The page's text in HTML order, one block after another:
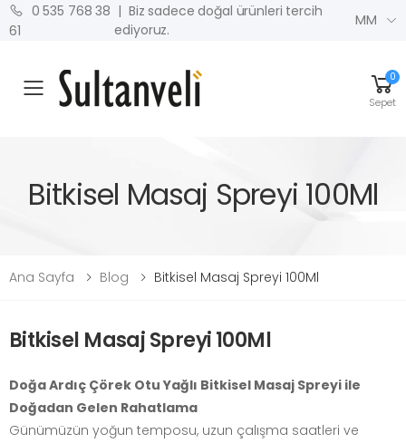
0 535 768 38
61
| Biz sadece doğal ürünleri tercih
ediyoruz.
MM
MENU
0
Sepet
Bitkisel Masaj Spreyi 100Ml
Ana Sayfa Blog Bitkisel Masaj Spreyi 100Ml
Bitkisel Masaj Spreyi 100Ml
Doğa Ardıç Çörek Otu Yağlı Bitkisel Masaj Spreyi ile
Doğadan Gelen Rahatlama
Günümüzün yoğun temposu, uzun çalışma saatleri ve